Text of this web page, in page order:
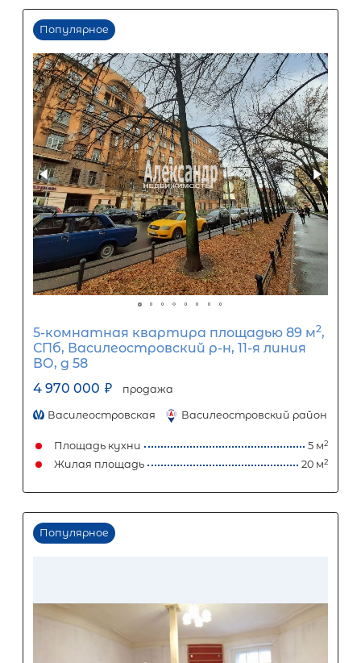
Первый взнос
60%
0 10 20 30 40 50 60 70 80
Срок кредита
15 лет
1 5 10 15 20 25
Процентная
ставка
12%
1 5 10 15 20
Ежемесячный платеж
Размер кредита
1 720 000 ₽
Первый взнос
2 580 000
20 684
Задать вопрос Отправить заявку